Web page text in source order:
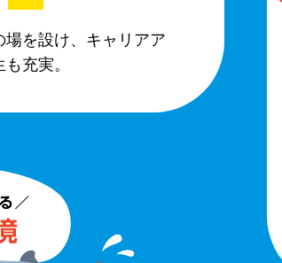
を設け、キャリアア
充実。